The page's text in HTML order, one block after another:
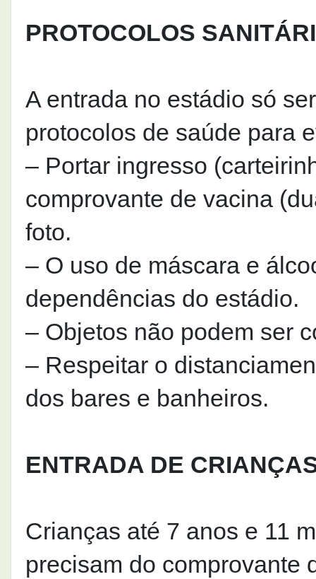
PROTOCOLOS
A entrada no estádio só
protocolos de saúde para
– Portar ingresso
comprovante de vacina
foto.
– O uso de máscara e
dependências do estádio.
– Objetos não podem ser
– Respeitar o
dos bares e banheiros.
ENTRADA DE
Crianças até 7 anos e 11
precisam do comprovante